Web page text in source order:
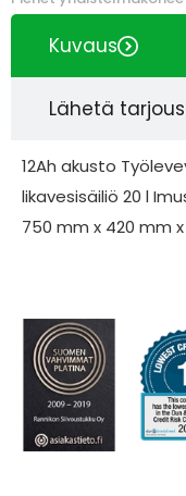
Kuvaus
Lähetä
12Ah akusto
likavesisäiliö 20 l
750 mm x 420 mm x